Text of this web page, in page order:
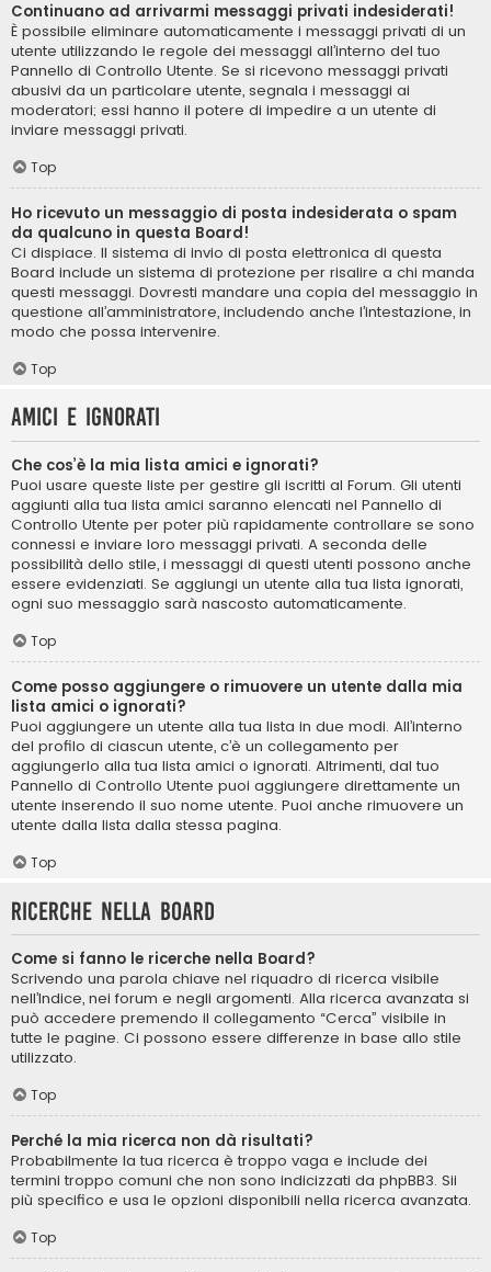
Continuano ad arrivarmi messaggi privati indesiderati!
È possibile eliminare automaticamente i messaggi privati ​​di un
utente utilizzando le regole dei messaggi all’interno del tuo
Pannello di Controllo Utente. Se si ricevono messaggi privati ​​
abusivi da un particolare utente, segnala i messaggi ai
moderatori; essi hanno il potere di impedire a un utente di
inviare messaggi privati​​.
Top
Ho ricevuto un messaggio di posta indesiderata o spam
da qualcuno in questa Board!
Ci dispiace. Il sistema di invio di posta elettronica di questa
Board include un sistema di protezione per risalire a chi manda
questi messaggi. Dovresti mandare una copia del messaggio in
questione all’amministratore, includendo anche l’intestazione, in
modo che possa intervenire.
Top
Amici e ignorati
Che cos’è la mia lista amici e ignorati?
Puoi usare queste liste per gestire gli iscritti al Forum. Gli utenti
aggiunti alla tua lista amici saranno elencati nel Pannello di
Controllo Utente per poter più rapidamente controllare se sono
connessi e inviare loro messaggi privati. A seconda delle
possibilità dello stile, i messaggi di questi utenti possono anche
essere evidenziati. Se aggiungi un utente alla tua lista ignorati,
ogni suo messaggio sarà nascosto automaticamente.
Top
Come posso aggiungere o rimuovere un utente dalla mia
lista amici o ignorati?
Puoi aggiungere un utente alla tua lista in due modi. All’interno
del profilo di ciascun utente, c’è un collegamento per
aggiungerlo alla tua lista amici o ignorati. Altrimenti, dal tuo
Pannello di Controllo Utente puoi aggiungere direttamente un
utente inserendo il suo nome utente. Puoi anche rimuovere un
utente dalla lista dalla stessa pagina.
Top
Ricerche nella Board
Come si fanno le ricerche nella Board?
Scrivendo una parola chiave nel riquadro di ricerca visibile
nell’Indice, nei forum e negli argomenti. Alla ricerca avanzata si
può accedere premendo il collegamento “Cerca” visibile in
tutte le pagine. Ci possono essere differenze in base allo stile
utilizzato.
Top
Perché la mia ricerca non dà risultati?
Probabilmente la tua ricerca è troppo vaga e include dei
termini troppo comuni che non sono indicizzati da phpBB3. Sii
più specifico e usa le opzioni disponibili nella ricerca avanzata.
Top